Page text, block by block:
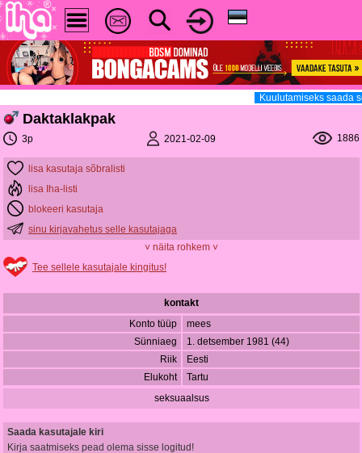
Kuulutamiseks saada
Daktaklakpak
3p 2021-02-09 1886
lisa kasutaja sõbralisti
lisa Iha-listi
blokeeri kasutaja
sinu kirjavahetus selle kasutajaga
˅ näita rohkem ˅
Tee sellele kasutajale kingitus!
kontakt
Konto tüüp
mees
Sünniaeg
1. detsember 1981 (44)
Riik
Eesti
Elukoht
Tartu
seksuaalsus
Saada kasutajale kiri
Kirja saatmiseks pead olema sisse logitud!